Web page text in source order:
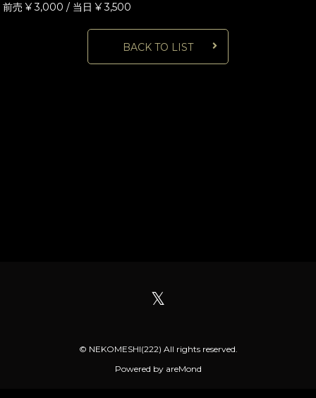
前売 ¥ 3,000 / 当日 ¥ 3,500
BACK TO LIST
𝕏
© NEKOMESHI(222) All rights reserved.
Powered by areMond